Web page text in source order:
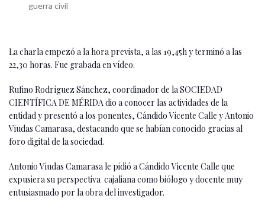
guerra civil
La charla empezó a la hora prevista, a las 19,45h y terminó a las
22,30 horas. Fue grabada en vídeo.
Rufino Rodríguez Sánchez, coordinador de la SOCIEDAD
CIENTÍFICA DE MÉRIDA dio a conocer las actividades de la
entidad y presentó a los ponentes, Cándido Vicente Calle y Antonio
Viudas Camarasa, destacando que se habían conocido gracias al
foro digital de la sociedad.
Antonio Viudas Camarasa le pidió a Cándido Vicente Calle que
expusiera su perspectiva cajaliana como biólogo y docente muy
entusiasmado por la obra del investigador.